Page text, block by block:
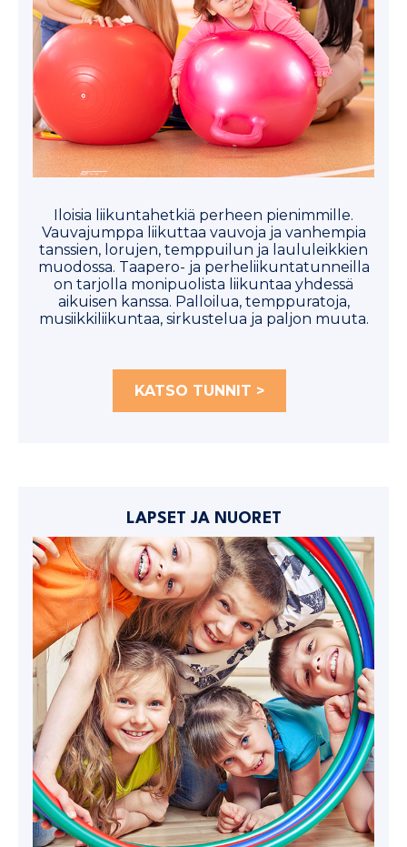
Iloisia liikuntahetkiä perheen pienimmille.
Vauvajumppa liikuttaa vauvoja ja vanhempia
tanssien, lorujen, temppuilun ja laululeikkien
muodossa. Taapero- ja perheliikuntatunneilla
on tarjolla monipuolista liikuntaa yhdessä
aikuisen kanssa. Palloilua, temppuratoja,
musiikkiliikuntaa, sirkustelua ja paljon muuta.
KATSO TUNNIT >
LAPSET JA NUORET